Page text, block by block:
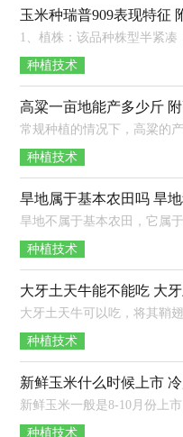
玉米种瑞普909表现特征
种植技术
种植技术
种植技术
种植技术
种植技术